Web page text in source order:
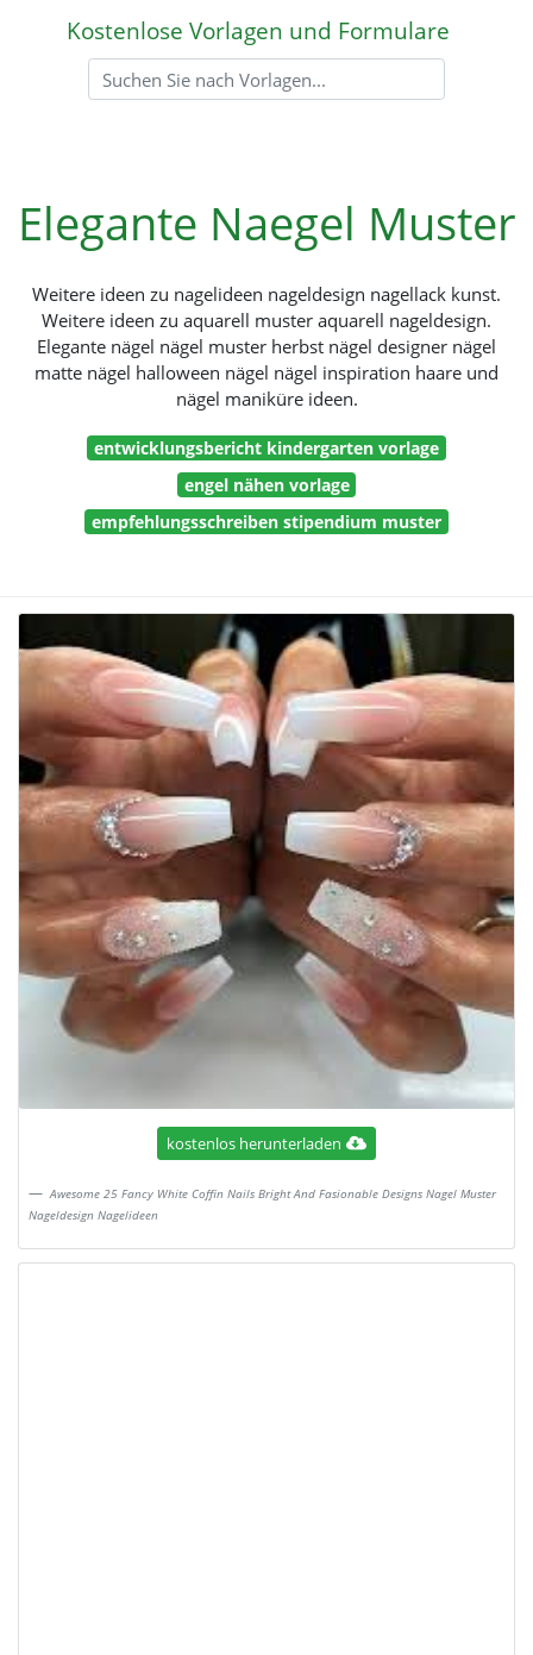
Kostenlose Vorlagen und Formulare
Elegante Naegel Muster
Weitere ideen zu nagelideen nageldesign nagellack kunst.
Weitere ideen zu aquarell muster aquarell nageldesign.
Elegante nägel nägel muster herbst nägel designer nägel
matte nägel halloween nägel nägel inspiration haare und
nägel maniküre ideen.
entwicklungsbericht kindergarten vorlage
engel nähen vorlage
empfehlungsschreiben stipendium muster
kostenlos herunterladen
Awesome 25 Fancy White Coffin Nails Bright And Fasionable Designs Nagel Muster
Nageldesign Nagelideen